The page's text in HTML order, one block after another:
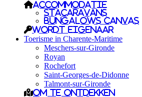
Accommodatie
Stacaravans
Bungalows canvas
Wordt eigenaar
Toerisme in Charente-Maritime
Meschers-sur-Gironde
Royan
Rochefort
Saint-Georges-de-Didonne
Talmont-sur-Gironde
Om te ontdekken